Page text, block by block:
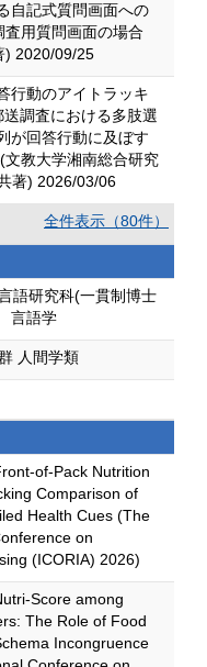
自記式質問画面への
用質問画面の場合
) 2020/09/25
行動のアイトラッキ
調査における多肢選
が回答行動に及ぼす
教大学湘南総合研究
著) 2026/03/06
全件表示（80件）
語研究科(一貫制博士
言語学
人間学類
of-Pack Nutrition
Comparison of
Health Cues (The
on
(ICORIA) 2026)
Score among
The Role of Food
Incongruence